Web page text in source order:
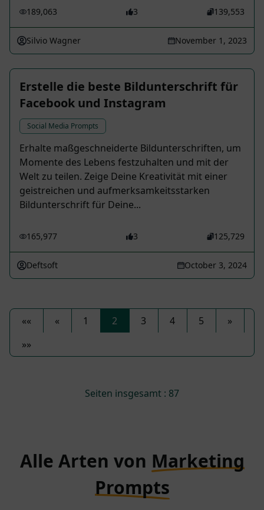
189,063 3 139,553
Silvio Wagner November 1, 2023
Erstelle die beste Bildunterschrift für
Facebook und Instagram
Social Media Prompts
Erhalte maßgeschneiderte Bildunterschriften, um
Momente des Lebens festzuhalten und mit der
Welt zu teilen. Zeige Deine Kreativität mit einer
geistreichen und aufmerksamkeitsstarken
Bildunterschrift für Deine...
165,977 3 125,729
Deftsoft October 3, 2024
«« « 1 2 3 4 5
»
»»
Seiten insgesamt : 87
Alle Arten von Marketing
Prompts